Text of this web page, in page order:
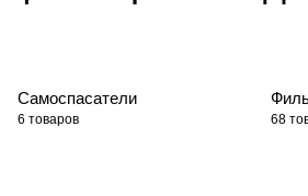
Самоспасатели
6 товаров 68